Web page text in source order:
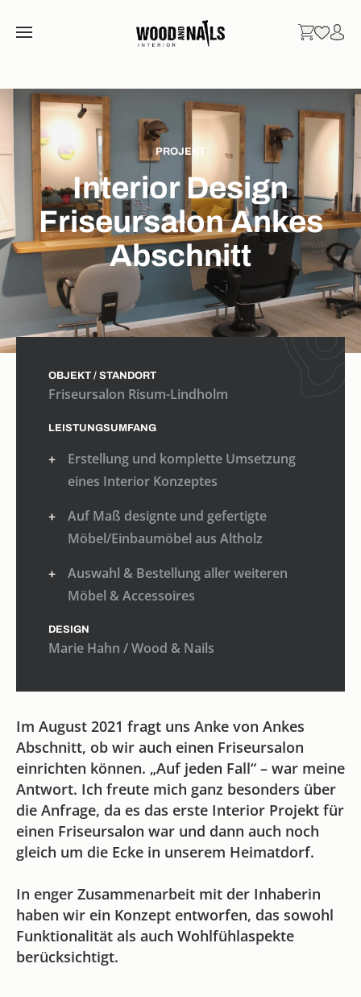
PROJEKT
Interior Design
Friseursalon Ankes
Abschnitt
OBJEKT / STANDORT
Friseursalon Risum-Lindholm
LEISTUNGSUMFANG
Erstellung und komplette Umsetzung
eines Interior Konzeptes
Auf Maß designte und gefertigte
Möbel/Einbaumöbel aus Altholz
Auswahl & Bestellung aller weiteren
Möbel & Accessoires
DESIGN
Marie Hahn / Wood & Nails
Im August 2021 fragt uns Anke von Ankes
Abschnitt, ob wir auch einen Friseursalon
einrichten können. „Auf jeden Fall“ – war meine
Antwort. Ich freute mich ganz besonders über
die Anfrage, da es das erste Interior Projekt für
einen Friseursalon war und dann auch noch
gleich um die Ecke in unserem Heimatdorf.
In enger Zusammenarbeit mit der Inhaberin
haben wir ein Konzept entworfen, das sowohl
Funktionalität als auch Wohlfühlaspekte
berücksichtigt.